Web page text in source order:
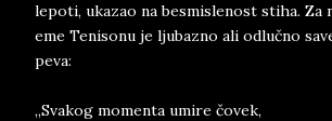
le­po­ti, uka­zao na be­smi­sle­nost sti­ha.
e­me Te­ni­so­nu je lju­ba­zno ali odlučno
pe­va:
„Sva­kog mo­men­ta umi­re čovek,